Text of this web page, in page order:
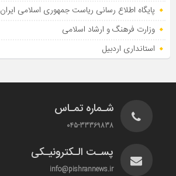
پایگاه اطلاع‌ رسانی ریاست‌ جمهوری اسلامی ایران
وزارت فرهنگ و ارشاد اسلامی
استانداری اردبیل
شـماره تمـاس
045-33369838
پسـت الـکترونیـکی
info@pishrannews.ir